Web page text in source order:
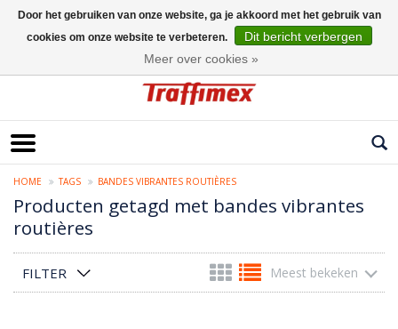
HOME TAGS BANDES VIBRANTES ROUTIÈRES
Producten getagd met bandes vibrantes
routières
FILTER Meest bekeken
Door het gebruiken van onze website, ga je akkoord met het gebruik van
cookies om onze website te verbeteren.
Dit bericht verbergen
Meer over cookies »